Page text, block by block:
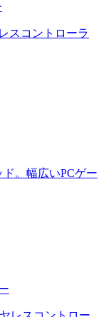
スコントローラ
。幅広いPCゲー